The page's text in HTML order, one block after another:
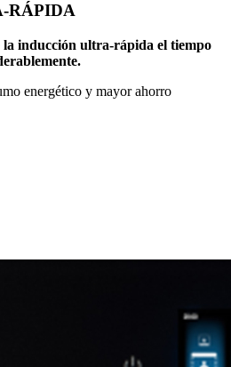
RÁPIDA
la inducción ultra-rápida el tiempo
energético y mayor ahorro